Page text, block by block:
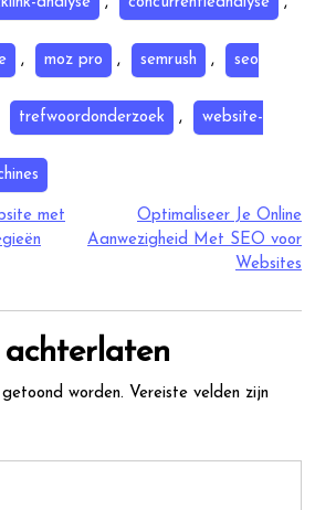
, moz pro , semrush , seo
trefwoordonderzoek , website-
met
Optimaliseer Je Online
Aanwezigheid Met SEO voor
Websites
worden. Vereiste velden zijn